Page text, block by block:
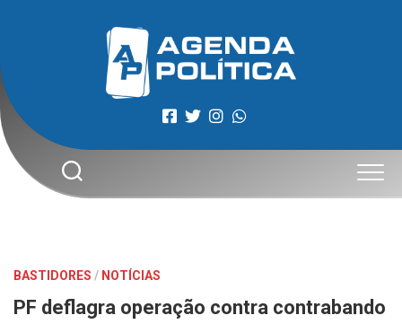
BASTIDORES / NOTÍCIAS
PF deflagra operação contra contrabando